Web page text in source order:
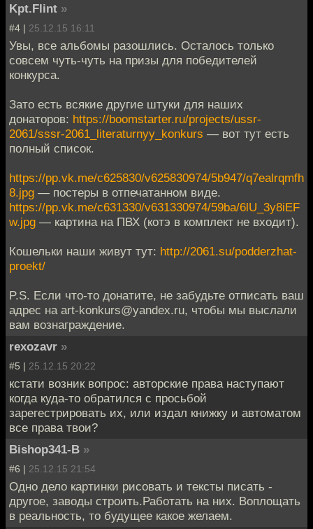
Kpt.Flint »
#4 | 25.12.15 16:11
Увы, все альбомы разошлись. Осталось только
совсем чуть-чуть на призы для победителей
конкурса.
Зато есть всякие другие штуки для наших
донаторов: https://boomstarter.ru/projects/ussr-
2061/sssr-2061_literaturnyy_konkurs — вот тут есть
полный список.
https://pp.vk.me/c625830/v625830974/5b947/q7ealrqmfh
8.jpg — постеры в отпечатанном виде.
https://pp.vk.me/c631330/v631330974/59ba/6lU_3y8iEF
w.jpg — картина на ПВХ (котэ в комплект не входит).
Кошельки наши живут тут: http://2061.su/podderzhat-
proekt/
P.S. Если что-то донатите, не забудьте отписать ваш
адрес на art-konkurs@yandex.ru, чтобы мы выслали
вам вознаграждение.
rexozavr »
#5 | 25.12.15 20:22
кстати возник вопрос: авторские права наступают
когда куда-то обратился с просьбой
зарегестрировать их, или издал книжку и автоматом
все права твои?
Bishop341-B »
#6 | 25.12.15 21:54
Одно дело картинки рисовать и тексты писать -
другое, заводы строить.Работать на них. Воплощать
в реальность, то будущее какое желаем.